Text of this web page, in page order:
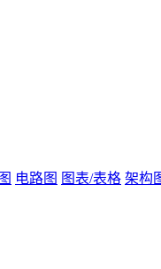
电路图 图表/表格 架构